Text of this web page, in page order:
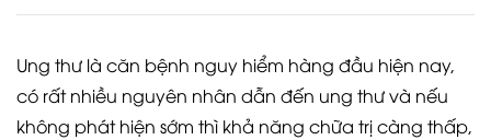
Ung thư là căn bệnh nguy hiểm hàng đầu hiện nay,
có rất nhiều nguyên nhân dẫn đến ung thư và nếu
không phát hiện sớm thì khả năng chữa trị càng thấp,